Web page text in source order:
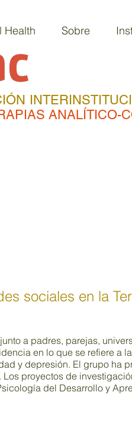
ANALÍTICO-
Health Sobre
sociales en la
a padres, parejas,
en lo que se refiere a
y depresión. El grupo ha
proyectos de
del Desarrollo y